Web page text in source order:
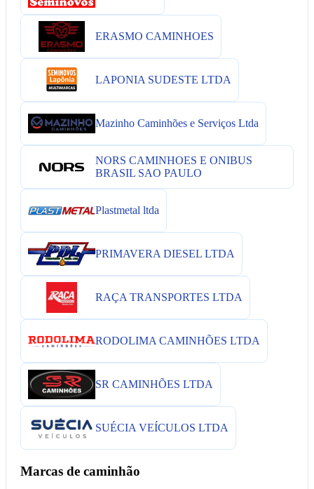
ERASMO CAMINHOES
LAPONIA SUDESTE LTDA
Mazinho Caminhões e Serviços Ltda
NORS CAMINHOES E ONIBUS
BRASIL SAO PAULO
Plastmetal ltda
PRIMAVERA DIESEL LTDA
RAÇA TRANSPORTES LTDA
RODOLIMA CAMINHÕES LTDA
SR CAMINHÕES LTDA
SUÉCIA VEÍCULOS LTDA
Marcas de caminhão